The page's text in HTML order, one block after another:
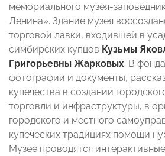
мемориального музея-
Ленина». Здание музея
торговой лавки, входившей в
симбирских купцов Кузьмы
Григорьевны Жарковых. В
фотографии и документы,
купечества в создании
торговли и инфраструктуры, в
городского и местного
купеческих традициях помощи
Музее проводятся